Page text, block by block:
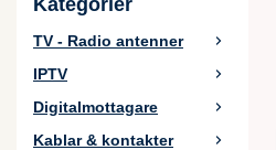
Kategorier
TV - Radio antenner
IPTV
Digitalmottagare
Kablar & kontakter